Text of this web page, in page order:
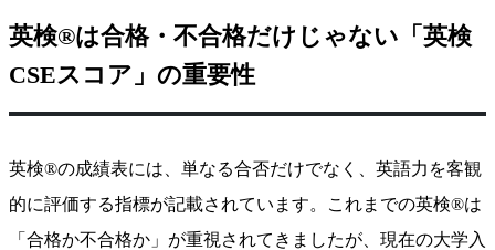
英検®は合格・不合格だけじゃない「英検
CSEスコア」の重要性
英検®の成績表には、単なる合否だけでなく、英語力を客観
的に評価する指標が記載されています。これまでの英検®は
「合格か不合格か」が重視されてきましたが、現在の大学入